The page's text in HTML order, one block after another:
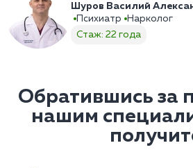
Шуров Василий
Психиатр
Нарколог
Стаж: 22 года
Обратившись за
нашим